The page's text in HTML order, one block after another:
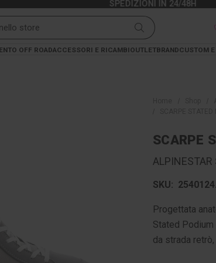
SPEDIZIONI IN 24/48H
OFF ROADACCESSORI E RICAMBIOUTLETBRANDCUSTOM
SCARPE
ALPINESTAR
SKU:
Progettata
Stated
da strada